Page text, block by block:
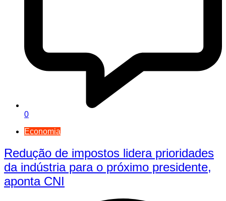
0
Economia
Redução de impostos lidera prioridades
da indústria para o próximo presidente,
aponta CNI